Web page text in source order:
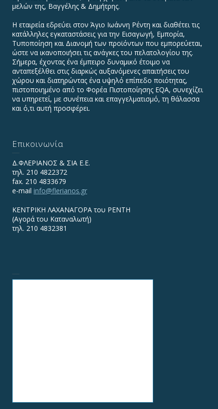
μελών της, Βαγγέλης & Δημήτρης.
Η εταιρεία εδρεύει στον Άγιο Ιωάννη Ρέντη και διαθέτει τις
κατάλληλες εγκαταστάσεις για την Εισαγωγή, Εμπορία,
Τυποποίηση και Διανομή των προϊόντων που εμπορεύεται,
ώστε να ικανοποιήσει τις ανάγκες του πελατολογίου της.
Σήμερα, έχοντας ένα έμπειρο δυναμικό έτοιμο να
ανταπεξέλθει στις διαρκώς αυξανόμενες απαιτήσεις του
χώρου και διατηρώντας ένα υψηλό επίπεδο ποιότητας,
πιστοποιημένο από το Φορέα Πιστοποίησης EQA, συνεχίζει
να υπηρετεί, με συνέπεια και επαγγελματισμό, τη θάλασσα
και ό,τι αυτή προσφέρει.
Επικοινωνία
Δ.ΦΛΕΡΙΑΝΟΣ & ΣΙΑ Ε.Ε.
τηλ. 210 4822372
fax. 210 4833679
e-mail info@flerianos.gr
ΚΕΝΤΡΙΚΗ ΛΑΧΑΝΑΓΟΡΑ του ΡΕΝΤΗ
(Αγορά του Καταναλωτή)
τηλ. 210 4832381